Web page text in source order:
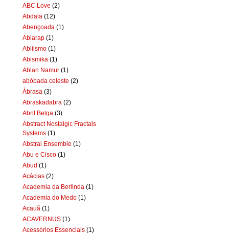
ABC Love (2)
Abdala (12)
Abençoada (1)
Abiarap (1)
Abiiismo (1)
Abismika (1)
Ablan Namur (1)
abóbada celeste (2)
Àbrasa (3)
Abraskadabra (2)
Abril Belga (3)
Abstract Nostalgic Fractals
Systems (1)
Abstrai Ensemble (1)
Abu e Cisco (1)
Abud (1)
Acácias (2)
Academia da Berlinda (1)
Academia do Medo (1)
Acauã (1)
ACAVERNUS (1)
Acessórios Essenciais (1)